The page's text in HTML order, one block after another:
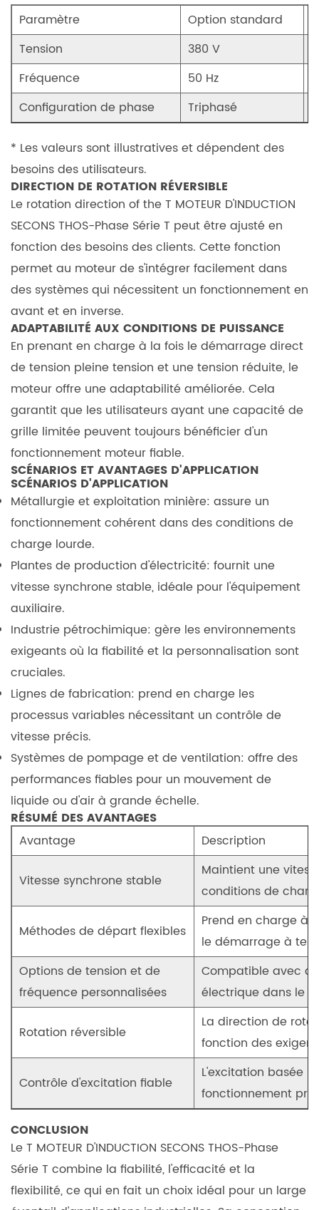
applications
conviennent
au
moteur
d'induction
synchrone
triphasé
de
la
série
T?
7.2
2.
moteur
peut-
il
être
personnalisé
pour
différentes
tensions,
fréquences
ou
directions
de
rotation?
7.3
3.
Quels
sont
les
avantages
des
méthodes
de
départ
de
ce
moteur?
Paramètre
Option standard
Tension
380 V
Fréquence
50 Hz
Configuration de phase
Triphasé
* Les valeurs sont illustratives et dépendent des
besoins des utilisateurs.
DIRECTION DE ROTATION RÉVERSIBLE
Le rotation direction of theT MOTEUR D'INDUCTION
SECONS THOS-Phase Série T peut être ajusté en
fonction des besoins des clients. Cette fonction
permet au moteur de s'intégrer facilement dans
des systèmes qui nécessitent un fonctionnement en
avant et en inverse.
ADAPTABILITÉ AUX CONDITIONS DE PUISSANCE
En prenant en charge à la fois le démarrage direct
de tension pleine tension et une tension réduite, le
moteur offre une adaptabilité améliorée. Cela
garantit que les utilisateurs ayant une capacité de
grille limitée peuvent toujours bénéficier d'un
fonctionnement moteur fiable.
SCÉNARIOS ET AVANTAGES D'APPLICATION
SCÉNARIOS D'APPLICATION
Métallurgie et exploitation minière: assure un
fonctionnement cohérent dans des conditions de
charge lourde.
Plantes de production d'électricité: fournit une
vitesse synchrone stable, idéale pour l'équipement
auxiliaire.
Industrie pétrochimique: gère les environnements
exigeants où la fiabilité et la personnalisation sont
cruciales.
Lignes de fabrication: prend en charge les
processus variables nécessitant un contrôle de
vitesse précis.
Systèmes de pompage et de ventilation: offre des
performances fiables pour un mouvement de
liquide ou d'air à grande échelle.
RÉSUMÉ DES AVANTAGES
Avantage
Description
Vitesse synchrone stable
Maintient une
conditions de
Méthodes de départ flexibles
Prend en charge à
le démarrage à
Options de tension et de
fréquence personnalisées
Compatible avec
électrique dans le
Rotation réversible
La direction de
fonction des
Contrôle d'excitation fiable
L'excitation basée
fonctionnement
CONCLUSION
LeT MOTEUR D'INDUCTION SECONS THOS-Phase
Série T combine la fiabilité, l'efficacité et la
flexibilité, ce qui en fait un choix idéal pour un large